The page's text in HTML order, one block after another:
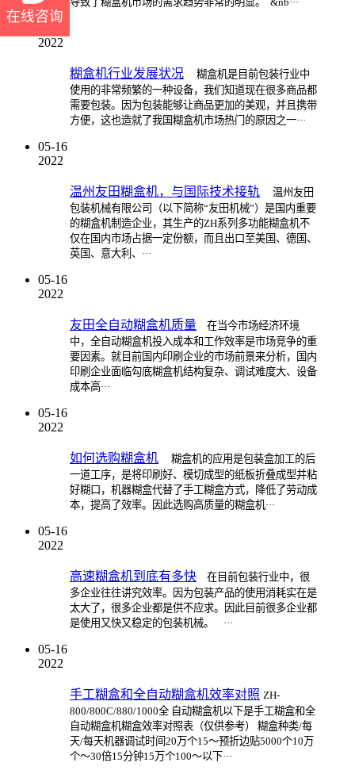
2022
糊盒机行业发展状况
糊盒机是目前包装行业中
使用的非常频繁的一种设备，我们知道现在很多商品都
需要包装。因为包装能够让商品更加的美观，并且携带
方便，这也造就了我国糊盒机市场热门的原因之一···
05-16
2022
温州友田糊盒机，与国际技术接轨
温州友田
包装机械有限公司（以下简称“友田机械”）是国内重要
的糊盒机制造企业，其生产的ZH系列多功能糊盒机不
仅在国内市场占据一定份额，而且出口至美国、德国、
英国、意大利、···
05-16
2022
友田全自动糊盒机质量
在当今市场经济环境
中，全自动糊盒机投入成本和工作效率是市场竞争的重
要因素。就目前国内印刷企业的市场前景来分析，国内
印刷企业面临勾底糊盒机结构复杂、调试难度大、设备
成本高···
05-16
2022
如何选购糊盒机
糊盒机的应用是包装盒加工的后
一道工序，是将印刷好、模切成型的纸板折叠成型并粘
好糊口，机器糊盒代替了手工糊盒方式，降低了劳动成
本，提高了效率。因此选购高质量的糊盒机···
05-16
2022
高速糊盒机到底有多快
在目前包装行业中，很
多企业往往讲究效率。因为包装产品的使用消耗实在是
太大了，很多企业都是供不应求。因此目前很多企业都
是使用又快又稳定的包装机械。 ···
05-16
2022
手工糊盒和全自动糊盒机效率对照 ZH-
800/800C/880/1000全 自动糊盒机以下是手工糊盒和全
自动糊盒机糊盒效率对照表（仅供参考） 糊盒种类/每
天/每天机器调试时间20万个15～预折边贴5000个10万
个～30倍15分钟15万个100～以下···
在线咨询